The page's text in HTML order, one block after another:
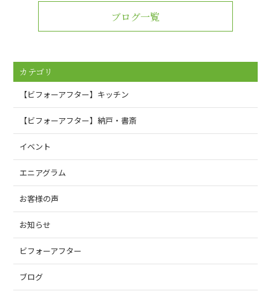
ブログ一覧
カテゴリ
【ビフォーアフター】キッチン
【ビフォーアフター】納戸・書斎
イベント
エニアグラム
お客様の声
お知らせ
ビフォーアフター
ブログ